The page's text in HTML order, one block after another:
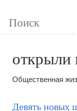
Общественная
Девять новых